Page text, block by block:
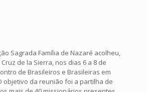
Sagrada Família de Nazaré acolheu,
de la Sierra, nos dias 6 a 8 de
de Brasileiros e Brasileiras em
objetivo da reunião foi a partilha de